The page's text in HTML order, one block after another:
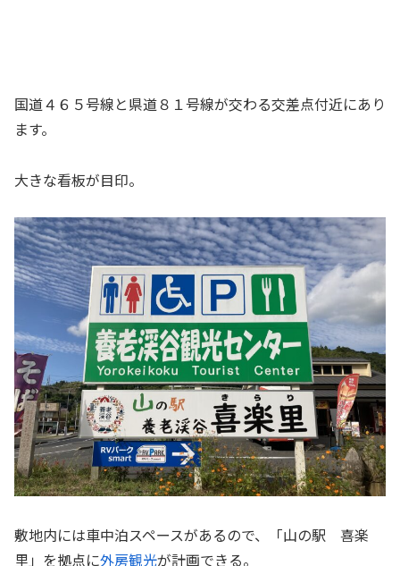
国道４６５号線と県道８１号線が交わる交差点付近にあり
ます。
大きな看板が目印。
敷地内には車中泊スペースがあるので、「山の駅 喜楽
里」を拠点に外房観光が計画できる。